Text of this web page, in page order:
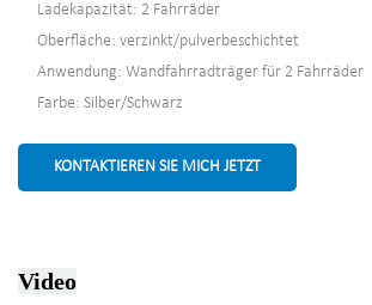
Ladekapazität: 2 Fahrräder
Oberfläche: verzinkt/pulverbeschichtet
Anwendung: Wandfahrradträger für 2 Fahrräder
Farbe: Silber/Schwarz
KONTAKTIEREN SIE MICH JETZT
Video